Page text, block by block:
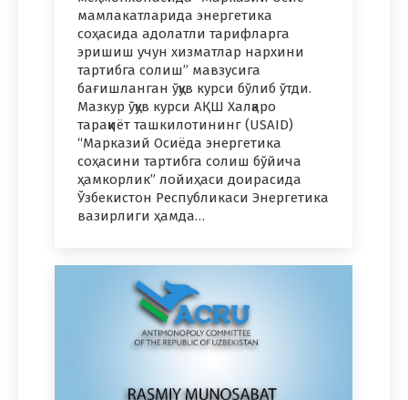
мамлакатларида энергетика
соҳасида адолатли тарифларга
эришиш учун хизматлар нархини
тартибга солиш” мавзусига
бағишланган ўқув курси бўлиб ўтди.
Мазкур ўқув курси АҚШ Халқаро
тараққиёт ташкилотининг (USAID)
“Марказий Осиёда энергетика
соҳасини тартибга солиш бўйича
ҳамкорлик” лойиҳаси доирасида
Ўзбекистон Республикаси Энергетика
вазирлиги ҳамда…